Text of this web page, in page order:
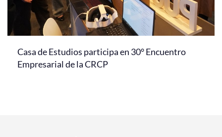
Casa de Estudios participa en 30° Encuentro
Empresarial de la CRCP